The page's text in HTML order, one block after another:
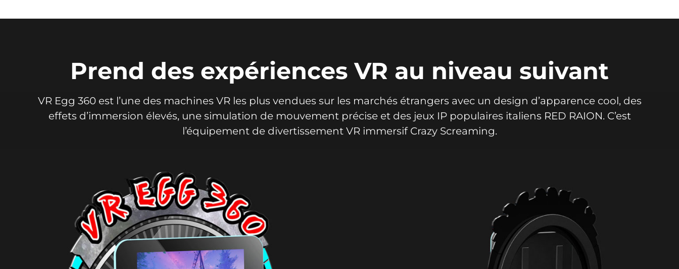
Prend des expériences VR au niveau suivant
VR Egg 360 est l’une des machines VR les plus vendues sur les marchés étrangers avec un design d’apparence cool, des
effets d’immersion élevés, une simulation de mouvement précise et des jeux IP populaires italiens RED RAION. C’est
l’équipement de divertissement VR immersif Crazy Screaming.